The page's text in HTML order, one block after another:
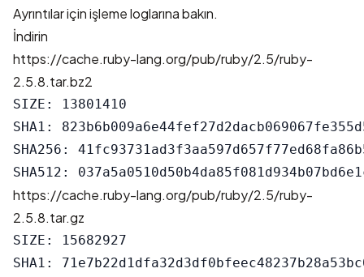
Ayrıntılar içinişleme loglarına bakın.
İndirin
https://cache.ruby-lang.org/pub/ruby/2.5/ruby-
2.5.8.tar.bz2
SIZE: 13801410
SHA1:
SHA256:
https://cache.ruby-lang.org/pub/ruby/2.5/ruby-
2.5.8.tar.gz
SIZE: 15682927
SHA1: